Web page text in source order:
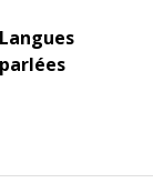
Langues
parlées